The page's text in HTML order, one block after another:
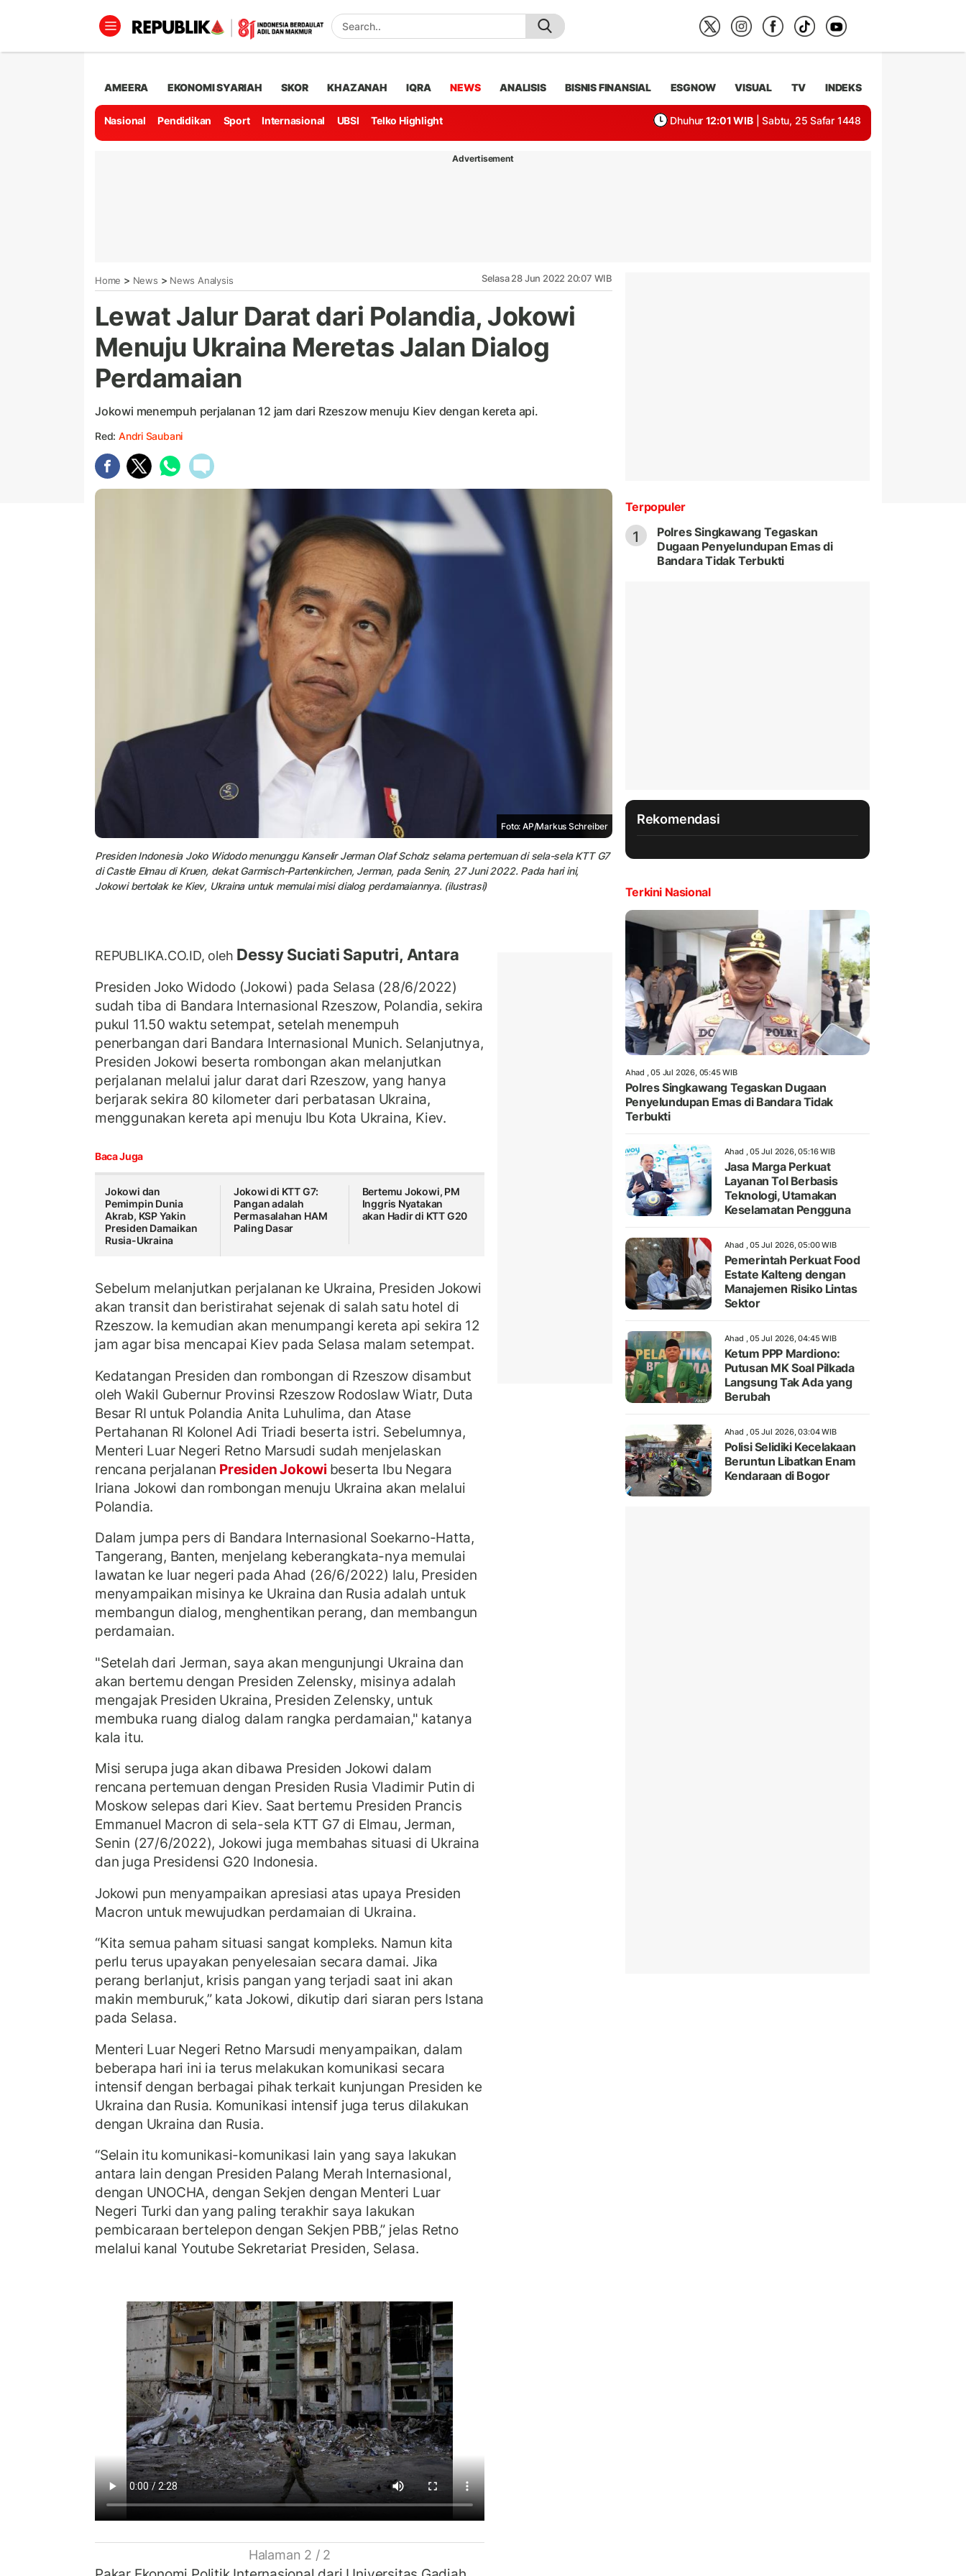
AMEERA EKONOMI SYARIAH SKOR KHAZANAH IQRA NEWS ANALISIS BISNIS FINANSIAL ESGNOW VISUAL TV INDEKS
Nasional Pendidikan Sport Internasional UBSI Telko Highlight Dhuhur 12:01 WIB | Sabtu, 25 Safar 1448
Advertisement
Home > News > News Analysis Selasa 28 Jun 2022 20:07 WIB
Lewat Jalur Darat dari Polandia, Jokowi
Menuju Ukraina Meretas Jalan Dialog
Perdamaian
Jokowi menempuh perjalanan 12 jam dari Rzeszow menuju Kiev dengan kereta api.
Red: Andri Saubani
Foto: AP/Markus Schreiber
Presiden Indonesia Joko Widodo menunggu Kanselir Jerman Olaf Scholz selama pertemuan di sela-sela KTT G7
di Castle Elmau di Kruen, dekat Garmisch-Partenkirchen, Jerman, pada Senin, 27 Juni 2022. Pada hari ini,
Jokowi bertolak ke Kiev, Ukraina untuk memulai misi dialog perdamaiannya. (ilustrasi)
REPUBLIKA.CO.ID, oleh Dessy Suciati Saputri, Antara
Presiden Joko Widodo (Jokowi) pada Selasa (28/6/2022)
sudah tiba di Bandara Internasional Rzeszow, Polandia, sekira
pukul 11.50 waktu setempat, setelah menempuh
penerbangan dari Bandara Internasional Munich. Selanjutnya,
Presiden Jokowi beserta rombongan akan melanjutkan
perjalanan melalui jalur darat dari Rzeszow, yang hanya
berjarak sekira 80 kilometer dari perbatasan Ukraina,
menggunakan kereta api menuju Ibu Kota Ukraina, Kiev.
Baca Juga
Jokowi dan
Pemimpin Dunia
Akrab, KSP Yakin
Presiden Damaikan
Rusia-Ukraina
Jokowi di KTT G7:
Pangan adalah
Permasalahan HAM
Paling Dasar
Bertemu Jokowi, PM
Inggris Nyatakan
akan Hadir di KTT G20
Sebelum melanjutkan perjalanan ke Ukraina, Presiden Jokowi
akan transit dan beristirahat sejenak di salah satu hotel di
Rzeszow. Ia kemudian akan menumpangi kereta api sekira 12
jam agar bisa mencapai Kiev pada Selasa malam setempat.
Kedatangan Presiden dan rombongan di Rzeszow disambut
oleh Wakil Gubernur Provinsi Rzeszow Rodoslaw Wiatr, Duta
Besar RI untuk Polandia Anita Luhulima, dan Atase
Pertahanan RI Kolonel Adi Triadi beserta istri. Sebelumnya,
Menteri Luar Negeri Retno Marsudi sudah menjelaskan
rencana perjalanan Presiden Jokowi beserta Ibu Negara
Iriana Jokowi dan rombongan menuju Ukraina akan melalui
Polandia.
Dalam jumpa pers di Bandara Internasional Soekarno-Hatta,
Tangerang, Banten, menjelang keberangkata-nya memulai
lawatan ke luar negeri pada Ahad (26/6/2022) lalu, Presiden
menyampaikan misinya ke Ukraina dan Rusia adalah untuk
membangun dialog, menghentikan perang, dan membangun
perdamaian.
"Setelah dari Jerman, saya akan mengunjungi Ukraina dan
akan bertemu dengan Presiden Zelensky, misinya adalah
mengajak Presiden Ukraina, Presiden Zelensky, untuk
membuka ruang dialog dalam rangka perdamaian," katanya
kala itu.
Misi serupa juga akan dibawa Presiden Jokowi dalam
rencana pertemuan dengan Presiden Rusia Vladimir Putin di
Moskow selepas dari Kiev. Saat bertemu Presiden Prancis
Emmanuel Macron di sela-sela KTT G7 di Elmau, Jerman,
Senin (27/6/2022), Jokowi juga membahas situasi di Ukraina
dan juga Presidensi G20 Indonesia.
Jokowi pun menyampaikan apresiasi atas upaya Presiden
Macron untuk mewujudkan perdamaian di Ukraina.
“Kita semua paham situasi sangat kompleks. Namun kita
perlu terus upayakan penyelesaian secara damai. Jika
perang berlanjut, krisis pangan yang terjadi saat ini akan
makin memburuk,” kata Jokowi, dikutip dari siaran pers Istana
pada Selasa.
Menteri Luar Negeri Retno Marsudi menyampaikan, dalam
beberapa hari ini ia terus melakukan komunikasi secara
intensif dengan berbagai pihak terkait kunjungan Presiden ke
Ukraina dan Rusia. Komunikasi intensif juga terus dilakukan
dengan Ukraina dan Rusia.
“Selain itu komunikasi-komunikasi lain yang saya lakukan
antara lain dengan Presiden Palang Merah Internasional,
dengan UNOCHA, dengan Sekjen dengan Menteri Luar
Negeri Turki dan yang paling terakhir saya lakukan
pembicaraan bertelepon dengan Sekjen PBB,” jelas Retno
melalui kanal Youtube Sekretariat Presiden, Selasa.
Halaman 2 / 2
Terpopuler
1
Polres Singkawang Tegaskan
Dugaan Penyelundupan Emas di
Bandara Tidak Terbukti
Rekomendasi
Terkini Nasional
Ahad , 05 Jul 2026, 05:45 WIB
Polres Singkawang Tegaskan Dugaan
Penyelundupan Emas di Bandara Tidak
Terbukti
Ahad , 05 Jul 2026, 05:16 WIB
Jasa Marga Perkuat
Layanan Tol Berbasis
Teknologi, Utamakan
Keselamatan Pengguna
Ahad , 05 Jul 2026, 05:00 WIB
Pemerintah Perkuat Food
Estate Kalteng dengan
Manajemen Risiko Lintas
Sektor
Ahad , 05 Jul 2026, 04:45 WIB
Ketum PPP Mardiono:
Putusan MK Soal Pilkada
Langsung Tak Ada yang
Berubah
Ahad , 05 Jul 2026, 03:04 WIB
Polisi Selidiki Kecelakaan
Beruntun Libatkan Enam
Kendaraan di Bogor